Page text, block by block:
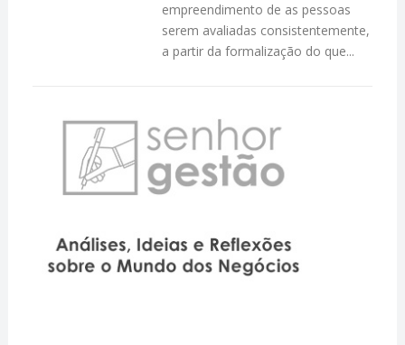
empreendimento de as pessoas
serem avaliadas consistentemente,
a partir da formalização do que...